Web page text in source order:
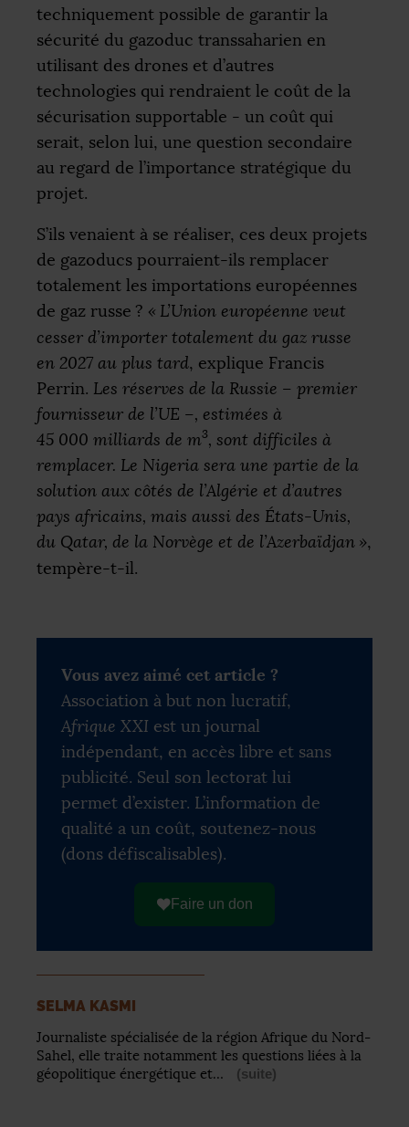
techniquement possible de garantir la
sécurité du gazoduc transsaharien en
utilisant des drones et d’autres
technologies qui rendraient le coût de la
sécurisation supportable - un coût qui
serait, selon lui, une question secondaire
au regard de l’importance stratégique du
projet.
S’ils venaient à se réaliser, ces deux projets
de gazoducs pourraient-ils remplacer
totalement les importations européennes
de gaz russe ? « L’Union européenne veut
cesser d’importer totalement du gaz russe
en 2027 au plus tard, explique Francis
Perrin. Les réserves de la Russie – premier
fournisseur de l’UE –, estimées à
45 000 milliards de m3, sont difficiles à
remplacer. Le Nigeria sera une partie de la
solution aux côtés de l’Algérie et d’autres
pays africains, mais aussi des États-Unis,
du Qatar, de la Norvège et de l’Azerbaïdjan »,
tempère-t-il.
Vous avez aimé cet article ?
Association à but non lucratif,
Afrique XXI est un journal
indépendant, en accès libre et sans
publicité. Seul son lectorat lui
permet d’exister. L’information de
qualité a un coût, soutenez-nous
(dons défiscalisables).
Faire un don
SELMA KASMI
Journaliste spécialisée de la région Afrique du Nord-
Sahel, elle traite notamment les questions liées à la
géopolitique énergétique et…
(suite)